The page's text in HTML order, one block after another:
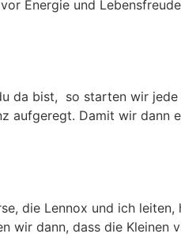
Energie und
da bist, so starten wir
aufgeregt. Damit wir dann
die Lennox und ich
wir dann, dass die Kleinen